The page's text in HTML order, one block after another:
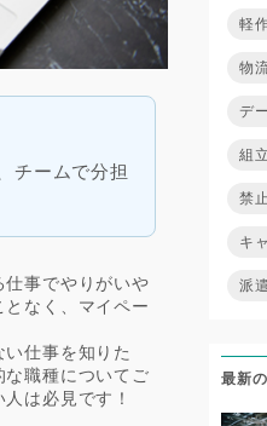
チームで分担
事でやりがいや
なく、マイペー
仕事を知りた
職種についてご
は必見です！
軽
物
デ
組立
禁
キ
派
最新